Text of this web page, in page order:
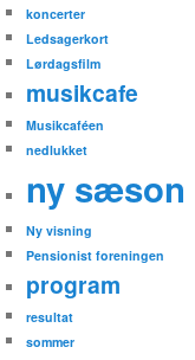
koncerter
Ledsagerkort
Lørdagsfilm
musikcafe
Musikcaféen
nedlukket
ny sæson
Ny visning
Pensionist foreningen
program
resultat
sommer